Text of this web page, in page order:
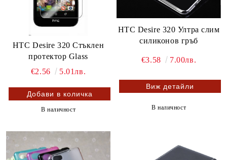
HTC Desire 320 Стъклен
протектор Glass
€2.56
5.01лв.
В наличност
HTC Desire 320 Ултра слим
силиконов гръб
€3.58 7.00лв.
Виж детайли
В наличност